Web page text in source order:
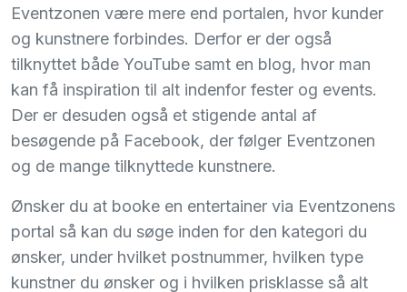
Eventzonen være mere end portalen, hvor kunder
og kunstnere forbindes. Derfor er der også
tilknyttet både YouTube samt en blog, hvor man
kan få inspiration til alt indenfor fester og events.
Der er desuden også et stigende antal af
besøgende på Facebook, der følger Eventzonen
og de mange tilknyttede kunstnere.
Ønsker du at booke en entertainer via Eventzonens
portal så kan du søge inden for den kategori du
ønsker, under hvilket postnummer, hvilken type
kunstner du ønsker og i hvilken prisklasse så alt